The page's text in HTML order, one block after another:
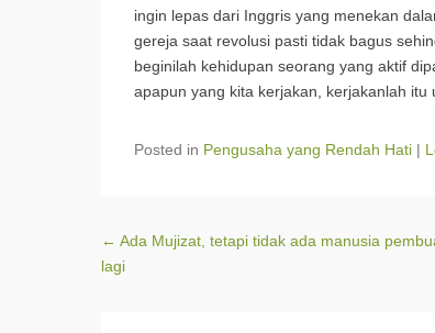
ingin lepas dari Inggris yang menekan
gereja saat revolusi pasti tidak bagus
beginilah kehidupan seorang yang aktif
apapun yang kita kerjakan, kerjakanlah itu
Posted in Pengusaha yang Rendah Hati |
Post navigation
← Ada Mujizat, tetapi tidak ada manusia
lagi